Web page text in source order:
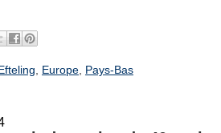
Europe, Pays-Bas